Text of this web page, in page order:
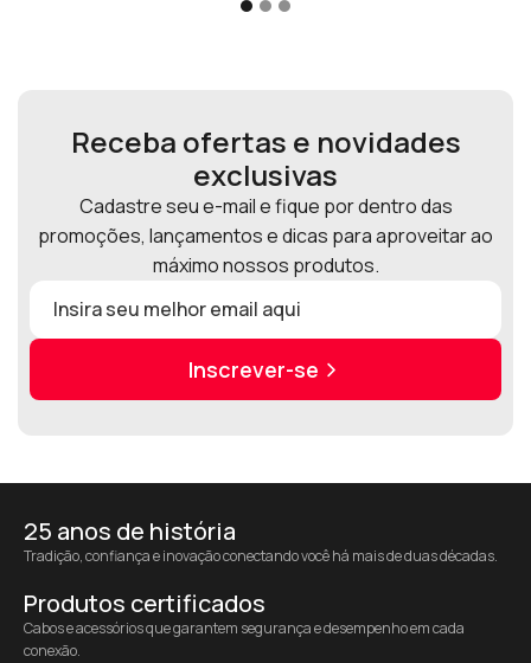
Receba ofertas e novidades
exclusivas
Cadastre seu e-mail e fique por dentro das
promoções, lançamentos e dicas para aproveitar ao
máximo nossos produtos.
Inscrever-se
25 anos de história
Tradição, confiança e inovação conectando você há mais de duas décadas.
Produtos certificados
Cabos e acessórios que garantem segurança e desempenho em cada
conexão.